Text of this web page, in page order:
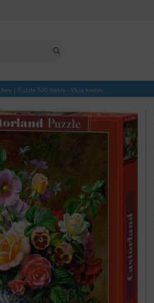
| Puzzle 500 dielov - Váza kvetov